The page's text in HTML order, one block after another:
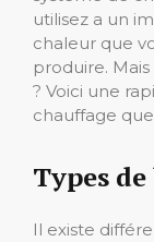
utilisez a un
chaleur que
produire.
? Voici une
chauffage
Types
Il existe